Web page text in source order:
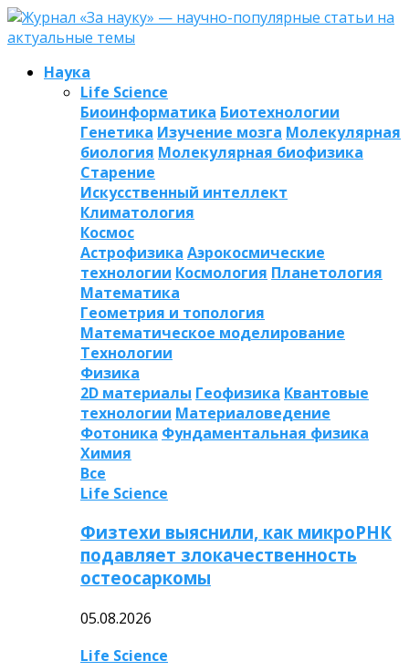
Наука
Life Science
Биоинформатика Биотехнологии
Генетика Изучение мозга Молекулярная
биология Молекулярная биофизика
Старение
Искусственный интеллект
Климатология
Космос
Астрофизика Аэрокосмические
технологии Космология Планетология
Математика
Геометрия и топология
Математическое моделирование
Технологии
Физика
2D материалы Геофизика Квантовые
технологии Материаловедение
Фотоника Фундаментальная физика
Химия
Все
Life Science
Физтехи выяснили, как микроРНК
подавляет злокачественность
остеосаркомы
05.08.2026
Life Science